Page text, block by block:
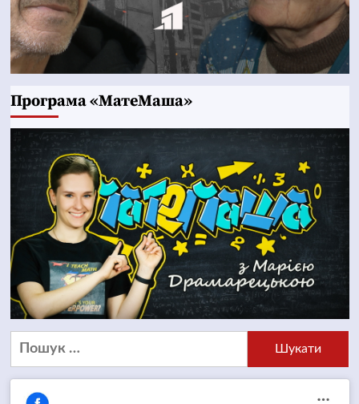
Програма «МатеМаша»
Пошук: